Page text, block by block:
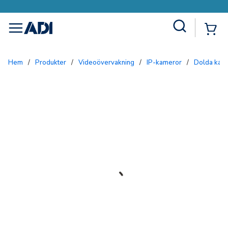
menu
Hem / Produkter / Videoövervakning / IP-kameror / Dolda